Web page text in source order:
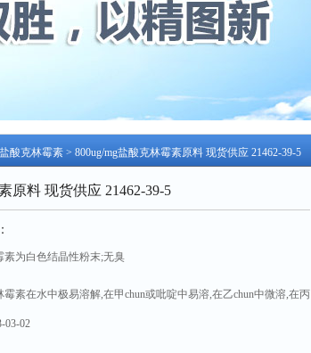
盐酸克林霉素 > 800ug/mg盐酸克林霉素原料 现货供应 21462-39-5
原料 现货供应 21462-39-5
素为白色结晶性粉末;无臭
素在水中极易溶解,在甲chun或吡啶中易溶,在乙chun中微溶,在丙
03-02